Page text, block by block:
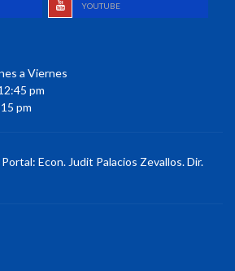
YOUTUBE
a Viernes
pm
pm
Econ. Judit Palacios Zevallos. Dir.